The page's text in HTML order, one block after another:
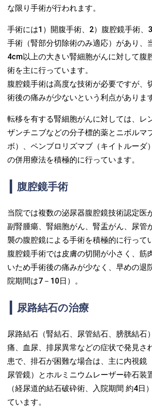
な限り手術が行われます。
手術には1）開腹手術、2）腹腔鏡手術、
手術（腎部分切除術のみ適応）があり、
4cm以上の大きい腎細胞がんに対して腹
術を主に行っています。
腹腔鏡手術は高度な技術が必要ですが、
術後の痛みが少ないという利点がありま
転移を有する腎細胞がんに対しては、レ
ザンチニブなどの分子標的薬とニボルマ
ボ）、ペンブロリズマブ（キイトルーダ
の併用療法を積極的に行っています。
腹腔鏡手術
当院では複数の泌尿器腹腔鏡技術認定医
副腎腫瘍、腎細胞がん、腎盂がん、尿管
襲の腹腔鏡による手術を積極的に行って
腹腔鏡手術では皮膚の切開が小さく、筋
いため手術後の痛みが少なく、早めの退
院期間は7－10日）。
尿路結石の治療
尿路結石（腎結石、尿管結石、膀胱結石
痛、血尿、排尿異常などの症状で発見さ
患で、排石が困難な場合は、主に内視鏡
尿管鏡）とホルミニウムレーザー砕石装
（経尿道的結石破砕術、入院期間 約4日
ています。